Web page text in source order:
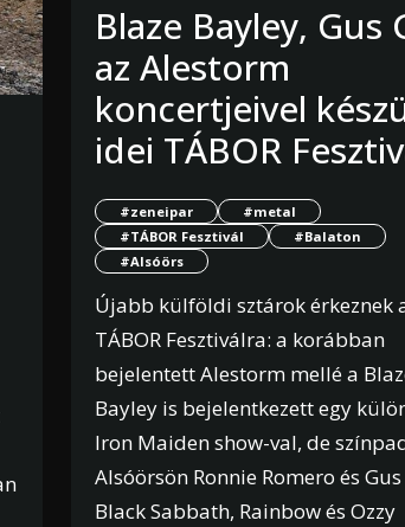
Blaze Bayley, Gus
az Alestorm
koncertjeivel
idei TÁBOR
#zeneipar
#metal
#TÁBOR Fesztivál
#Balaton
#Alsóörs
Újabb külföldi sztárok érkeznek
TÁBOR Fesztiválra: a korábban
bejelentett Alestorm mellé a
Bayley is bejelentkezett egy
Iron Maiden show-val, de
Alsóörsön Ronnie Romero és Gus
Black Sabbath, Rainbow és Ozzy